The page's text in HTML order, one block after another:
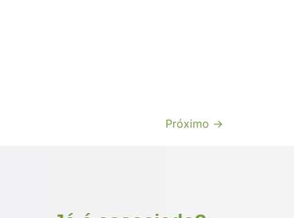
Próximo →